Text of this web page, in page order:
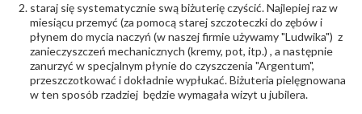
odpowiedzialny:
6850004631; tel.13 44 56 100;
biuro@obraczki.pl,PZ Stelmach Sp. z o.o. ul.
Północna 22 45-805 Opole; NIP 7542889545;
Tel. +48 77 54 90 100; biuro@stelmach.pl
Bezpieczeństwo
ostrzeżenia:
Nie nadaje się dla dzieci w wieku poniżej 3 lat
Elementy w wyrobie wykonane z białego złota
zawierają nikiel
staraj się systematycznie swą biżuterię czyścić. Najlepiej raz w
miesiącu przemyć (za pomocą starej szczoteczki do zębów i
płynem do mycia naczyń (w naszej firmie używamy "Ludwika") z
zanieczyszczeń mechanicznych (kremy, pot, itp.) , a następnie
zanurzyć w specjalnym płynie do czyszczenia "Argentum",
przeszczotkować i dokładnie wypłukać. Biżuteria pielęgnowana
w ten sposób rzadziej będzie wymagała wizyt u jubilera.